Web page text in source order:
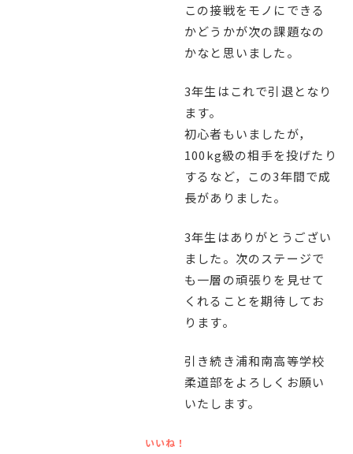
この接戦をモノにできる
かどうかが次の課題なの
かなと思いました。
3年生はこれで引退となり
ます。
初心者もいましたが，
100kg級の相手を投げたり
するなど，この3年間で成
長がありました。
3年生はありがとうござい
ました。次のステージで
も一層の頑張りを見せて
くれることを期待してお
ります。
引き続き浦和南高等学校
柔道部をよろしくお願い
いたします。
いいね！